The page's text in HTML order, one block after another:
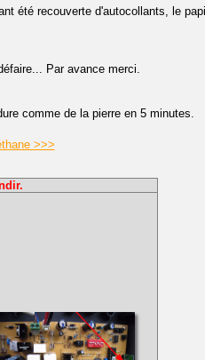
été recouverte d'autocollants, le
Par avance merci.
comme de la pierre en 5 minutes.
>>>